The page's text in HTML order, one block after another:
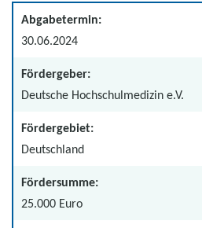
Abgabetermin:
30.06.2024
Fördergeber:
Deutsche Hochschulmedizin e.V.
Fördergebiet:
Deutschland
Fördersumme:
25.000 Euro